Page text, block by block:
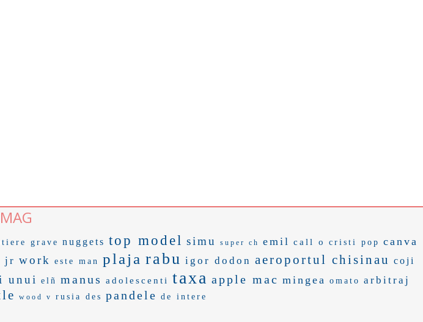
grave nuggets top model simu super ch emil call o cristi pop canva
jr work este man plaja rabu igor dodon aeroportul chisinau coji
unui elñ manus adolescenti taxa apple mac mingea omato arbitraj
wood v rusia des pandele de intere